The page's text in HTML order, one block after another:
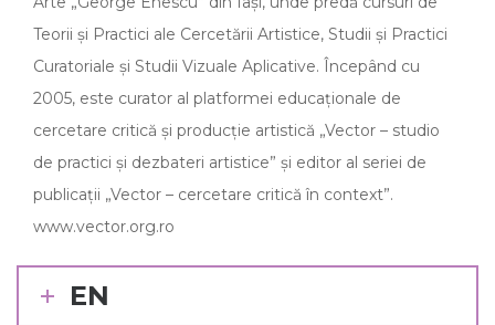
Teorii și Practici ale Cercetării Artistice, Studii și Practici
Curatoriale și Studii Vizuale Aplicative. Începând cu
2005, este curator al platformei educaționale de
cercetare critică și producție artistică „Vector – studio
de practici și dezbateri artistice” și editor al seriei de
publicații „Vector – cercetare critică în context”.
www.vector.org.ro
EN